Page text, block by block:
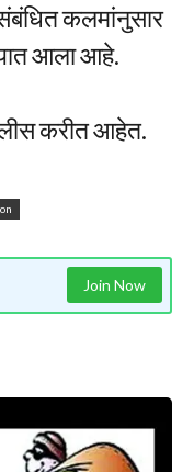
संबंधित कलमांनुसार
आला आहे.
करीत आहेत.
Join Now